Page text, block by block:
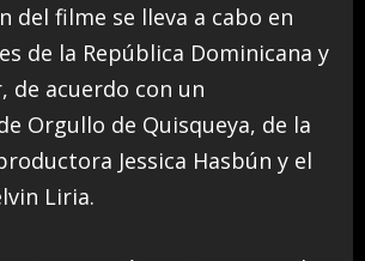
del filme se lleva a cabo en
de la República Dominicana y
de acuerdo con un
Orgullo de Quisqueya, de la
Jessica Hasbún y el
Liria.